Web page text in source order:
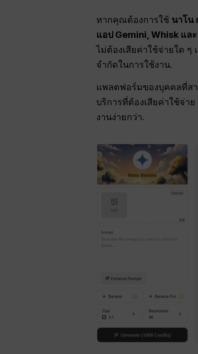
หากคุณต้องการใช้ นาโน
แอป Gemini, Whisk แล
ไม่ต้องเสียค่าใช้จ่ายใด
จำกัดในการใช้งาน.
แพลตฟอร์มของบุคคลที่สา
บริการที่ต้องเสียค่าใช้จ่า
งานง่ายกว่า.